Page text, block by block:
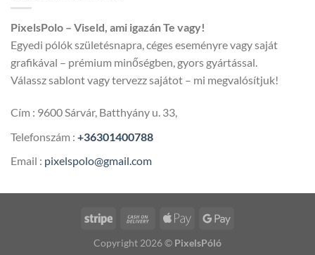
PixelsPolo – Viseld, ami igazán Te vagy!
Egyedi pólók születésnapra, céges eseményre vagy saját
grafikával – prémium minőségben, gyors gyártással.
Válassz sablont vagy tervezz sajátot – mi megvalósítjuk!
Cím : 9600 Sárvár, Batthyány u. 33,
Telefonszám : +36301400788
Email : pixelspolo@gmail.com
Copyright 2026 © PixelsPóló